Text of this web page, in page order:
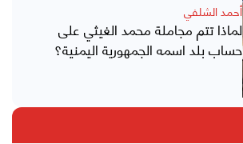
أحمد الشلفي
لماذا تتم مجاملة محمد الغيثي على
حساب بلد اسمه الجمهورية اليمنية؟